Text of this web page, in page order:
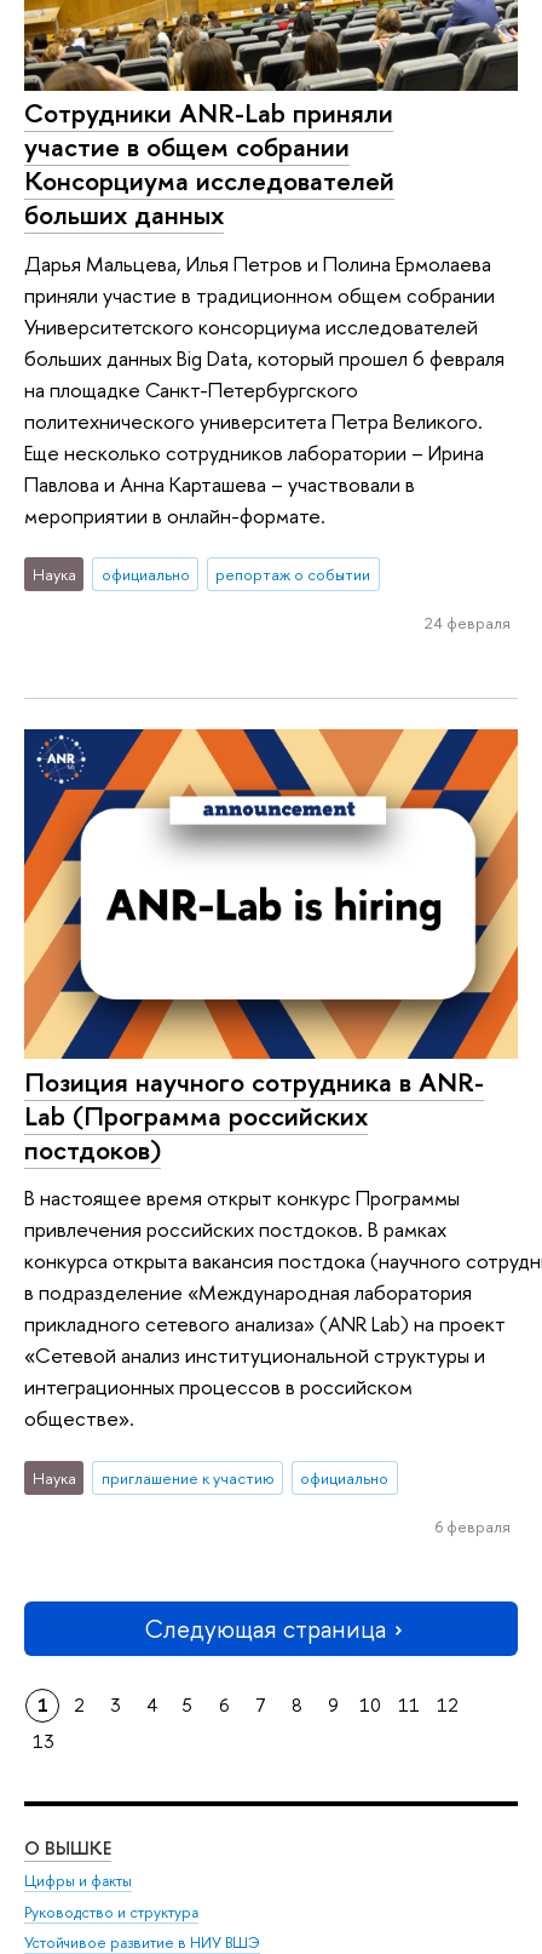
Сотрудники ANR-Lab приняли
участие в общем собрании
Консорциума исследователей
больших данных
Дарья Мальцева, Илья Петров и Полина Ермолаева
приняли участие в традиционном общем собрании
Университетского консорциума исследователей
больших данных Big Data, который прошел 6 февраля
на площадке Санкт-Петербургского
политехнического университета Петра Великого.
Еще несколько сотрудников лаборатории – Ирина
Павлова и Анна Карташева – участвовали в
мероприятии в онлайн-формате.
Наука официально репортаж о событии
24 февраля
Позиция научного сотрудника в ANR-
Lab (Программа российских
постдоков)
В настоящее время открыт конкурс Программы
привлечения российских постдоков. В рамках
конкурса открыта вакансия постдока (научного
в подразделение «Международная лаборатория
прикладного сетевого анализа» (ANR Lab) на проект
«Сетевой анализ институциональной структуры и
интеграционных процессов в российском
обществе».
Наука приглашение к участию официально
6 февраля
Следующая страница
1 2 3 4 5 6 7 8 9 10 11
12
13
О ВЫШКЕ
Цифры и факты
Руководство и структура
Устойчивое развитие в НИУ ВШЭ